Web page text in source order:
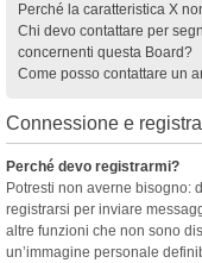
Perché la caratteristica X
Chi devo contattare per
concernenti questa Board?
Come posso contattare un
Connessione e
Perché devo registrarmi?
Potresti non averne bisogno:
registrarsi per inviare
altre funzioni che non sono
un’immagine personale